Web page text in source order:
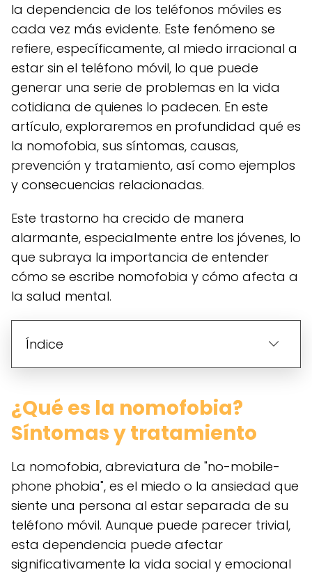
la dependencia de los teléfonos móviles es
cada vez más evidente. Este fenómeno se
refiere, específicamente, al miedo irracional a
estar sin el teléfono móvil, lo que puede
generar una serie de problemas en la vida
cotidiana de quienes lo padecen. En este
artículo, exploraremos en profundidad qué es
la nomofobia, sus síntomas, causas,
prevención y tratamiento, así como ejemplos
y consecuencias relacionadas.
Este trastorno ha crecido de manera
alarmante, especialmente entre los jóvenes, lo
que subraya la importancia de entender
cómo se escribe nomofobia y cómo afecta a
la salud mental.
Índice
¿Qué es la nomofobia?
Síntomas y tratamiento
La nomofobia, abreviatura de "no-mobile-
phone phobia", es el miedo o la ansiedad que
siente una persona al estar separada de su
teléfono móvil. Aunque puede parecer trivial,
esta dependencia puede afectar
significativamente la vida social y emocional